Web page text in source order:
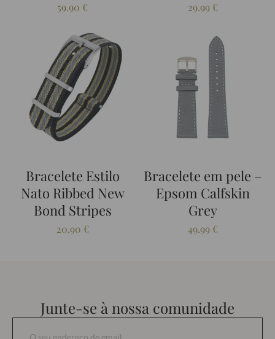
59.90 € 29.99 €
Bracelete Estilo
Nato Ribbed New
Bond Stripes
20.90 €
Bracelete em pele –
Epsom Calfskin
Grey
49.99 €
Junte-se à nossa comunidade